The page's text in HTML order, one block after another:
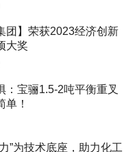
团】荣获2023经济创新
大奖
：宝骊1.5-2吨平衡重叉
单！
”为技术底座，助力化工